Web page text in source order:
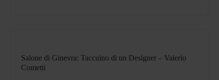
Salone di Ginevra: Taccuino di un Designer – Valerio
Cometti